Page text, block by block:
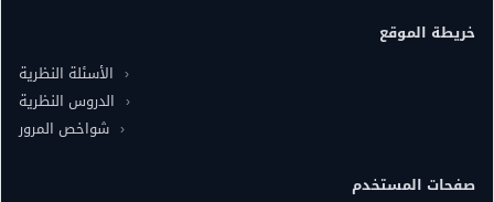
خريطة الموقع
الأسئلة النظرية
الدروس النظرية
شواخص المرور
صفحات المستخدم